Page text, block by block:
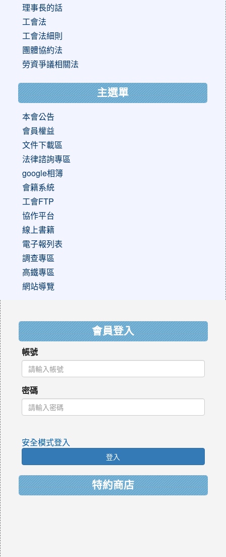
理事長的話
工會法
工會法細則
團體協約法
勞資爭議相關法
主選單
本會公告
會員權益
文件下載區
法律諮詢專區
google相簿
會籍系統
工會FTP
協作平台
線上書籍
電子報列表
調查專區
高鐵專區
網站導覽
會員登入
帳號
密碼
安全模式登入
登入
特約商店